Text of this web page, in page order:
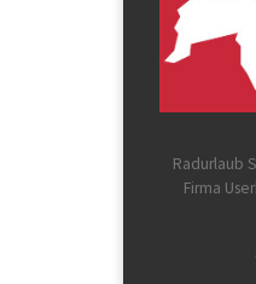
Radurlaub
Firma